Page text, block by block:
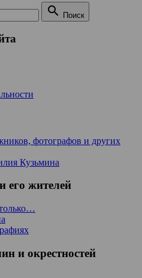
 Поиск
фотографов и других
Кузьмина
его жителей
и окрестностей